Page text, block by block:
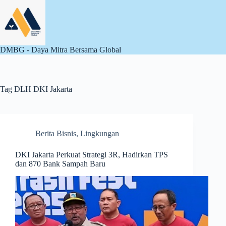
content
DMBG - Daya Mitra Bersama Global
Tag DLH DKI Jakarta
Berita Bisnis, Lingkungan
DKI Jakarta Perkuat Strategi 3R, Hadirkan TPS
dan 870 Bank Sampah Baru